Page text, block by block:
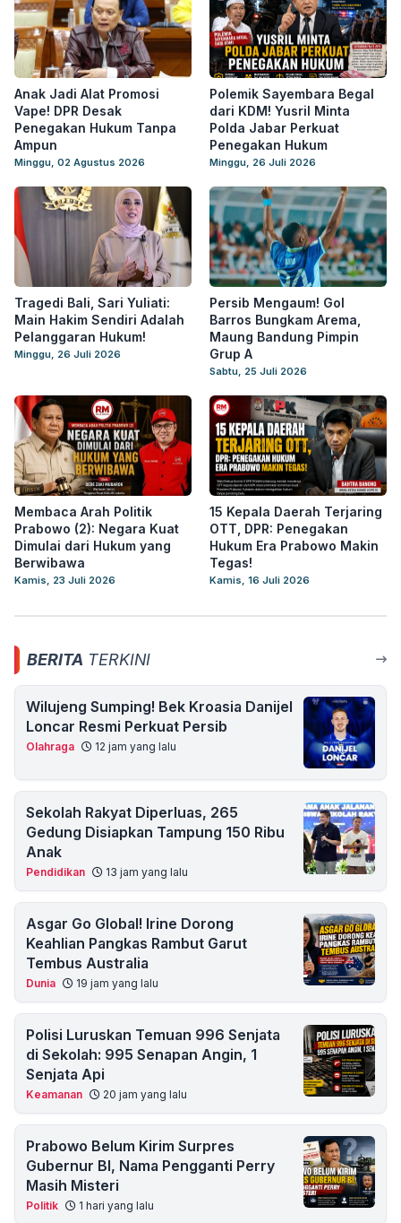
Anak Jadi Alat Promosi
Vape! DPR Desak
Penegakan Hukum Tanpa
Ampun
Minggu, 02 Agustus 2026
Polemik Sayembara Begal
dari KDM! Yusril Minta
Polda Jabar Perkuat
Penegakan Hukum
Minggu, 26 Juli 2026
Tragedi Bali, Sari Yuliati:
Main Hakim Sendiri Adalah
Pelanggaran Hukum!
Minggu, 26 Juli 2026
Persib Mengaum! Gol
Barros Bungkam Arema,
Maung Bandung Pimpin
Grup A
Sabtu, 25 Juli 2026
Membaca Arah Politik
Prabowo (2): Negara Kuat
Dimulai dari Hukum yang
Berwibawa
Kamis, 23 Juli 2026
15 Kepala Daerah Terjaring
OTT, DPR: Penegakan
Hukum Era Prabowo Makin
Tegas!
Kamis, 16 Juli 2026
BERITA TERKINI
Wilujeng Sumping! Bek Kroasia Danijel
Loncar Resmi Perkuat Persib
Olahraga 12 jam yang lalu
Sekolah Rakyat Diperluas, 265
Gedung Disiapkan Tampung 150 Ribu
Anak
Pendidikan 13 jam yang lalu
Asgar Go Global! Irine Dorong
Keahlian Pangkas Rambut Garut
Tembus Australia
Dunia 19 jam yang lalu
Polisi Luruskan Temuan 996 Senjata
di Sekolah: 995 Senapan Angin, 1
Senjata Api
Keamanan 20 jam yang lalu
Prabowo Belum Kirim Surpres
Gubernur BI, Nama Pengganti Perry
Masih Misteri
Politik 1 hari yang lalu